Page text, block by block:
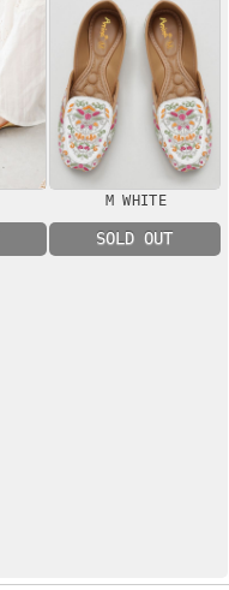
M WHITE
SOLD OUT